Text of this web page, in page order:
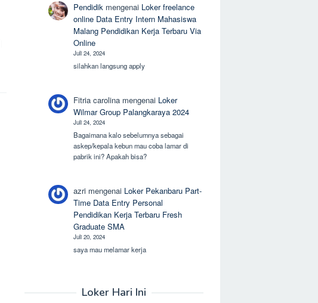
Pendidik mengenai Loker freelance
online Data Entry Intern Mahasiswa
Malang Pendidikan Kerja Terbaru Via
Online
Juli 24, 2024
silahkan langsung apply
Fitria carolina mengenai Loker
Wilmar Group Palangkaraya 2024
Juli 24, 2024
Bagaimana kalo sebelumnya sebagai
askep/kepala kebun mau coba lamar di
pabrik ini? Apakah bisa?
azri mengenai Loker Pekanbaru Part-
Time Data Entry Personal
Pendidikan Kerja Terbaru Fresh
Graduate SMA
Juli 20, 2024
saya mau melamar kerja
Loker Hari Ini